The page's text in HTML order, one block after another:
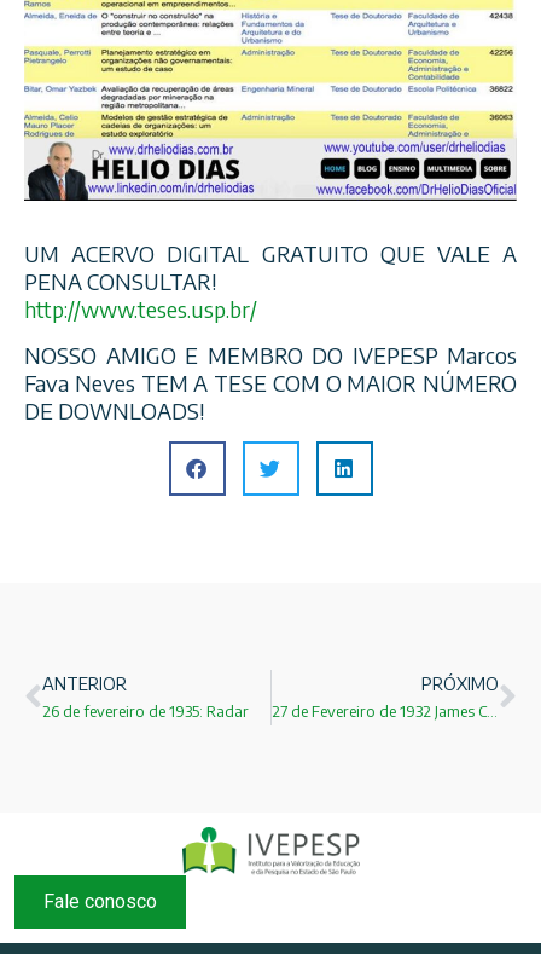
UM ACERVO DIGITAL GRATUITO QUE VALE A
PENA CONSULTAR!
http://www.teses.usp.br/
NOSSO AMIGO E MEMBRO DO IVEPESP Marcos
Fava Neves TEM A TESE COM O MAIOR NÚMERO
DE DOWNLOADS!
ANTERIOR
26 de fevereiro de 1935: Radar
PRÓXIMO
27 de Fevereiro de 1932 James Chadwick descobre o nêutron!
Fale conosco